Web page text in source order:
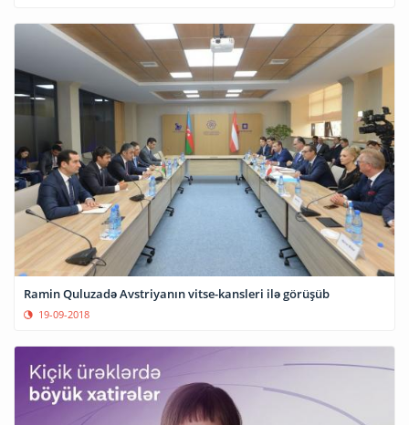
Ramin Quluzadə Avstriyanın vitse-kansleri ilə görüşüb
19-09-2018